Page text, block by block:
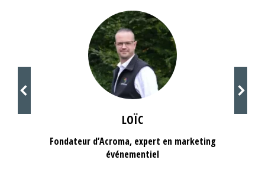
LOÏC
Fondateur d’Acroma, expert en marketing
événementiel